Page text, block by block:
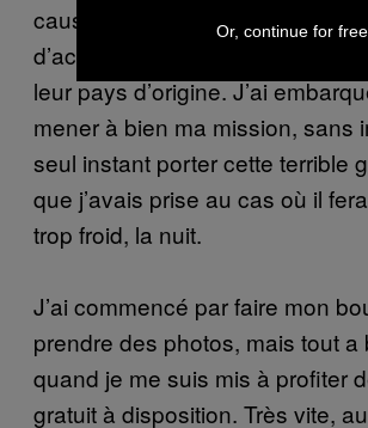
cause : il est beaucoup plus
d’acheter de l’alcool en
leur pays d’origine. J’ai
mener à bien ma mission, sans
seul instant porter cette terrible
que j’avais prise au cas où il
trop froid, la nuit.
J’ai commencé par faire mon
prendre des photos, mais tout a
quand je me suis mis à profiter
gratuit à disposition. Très vite,
Or, continue for free